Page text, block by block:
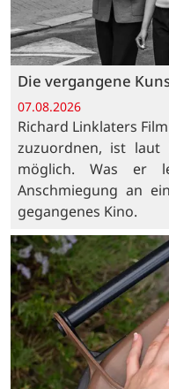
Die vergangene
07.08.2026
Richard Linklaters
zuzuordnen, ist laut
möglich. Was er
Anschmiegung an
gegangenes Kino.